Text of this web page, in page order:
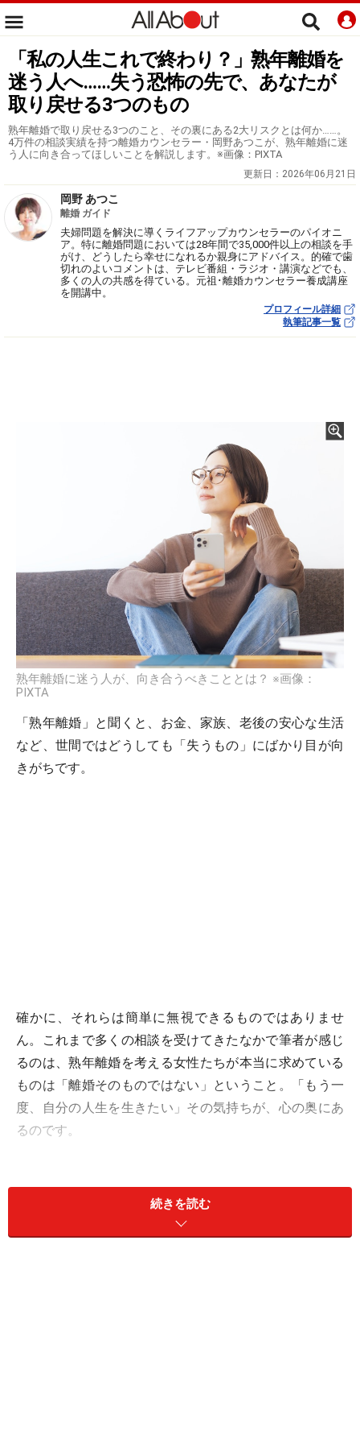
「私の人生これで終わり？」熟年離婚を
迷う人へ……失う恐怖の先で、あなたが
取り戻せる3つのもの
熟年離婚で取り戻せる3つのこと、その裏にある2大リスクとは何か……。
4万件の相談実績を持つ離婚カウンセラー・岡野あつこが、熟年離婚に迷
う人に向き合ってほしいことを解説します。※画像：PIXTA
更新日： 2026年06月21日
岡野 あつこ
離婚 ガイド
夫婦問題を解決に導くライフアップカウンセラーのパイオニ
ア。特に離婚問題においては28年間で35,000件以上の相談を手
がけ、どうしたら幸せになれるか親身にアドバイス。的確で歯
切れのよいコメントは、テレビ番組・ラジオ・講演などでも、
多くの人の共感を得ている。元祖･離婚カウンセラー養成講座
を開講中。
プロフィール詳細
執筆記事一覧
熟年離婚に迷う人が、向き合うべきこととは？ ※画像：
PIXTA
「熟年離婚」と聞くと、お金、家族、老後の安心な生活
など、世間ではどうしても「失うもの」にばかり目が向
きがちです。
確かに、それらは簡単に無視できるものではありませ
ん。これまで多くの相談を受けてきたなかで筆者が感じ
るのは、熟年離婚を考える女性たちが本当に求めている
ものは「離婚そのものではない」ということ。「もう一
度、自分の人生を生きたい」その気持ちが、心の奥にあ
るのです。
知っておきたい「リスク2つ」について考えてみましょ
続きを読む